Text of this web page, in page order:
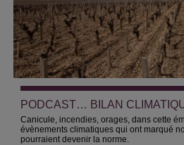
PODCAST… BILAN
Canicule, incendies, orages, dans cette
évènements climatiques qui ont marqué
pourraient devenir la norme.